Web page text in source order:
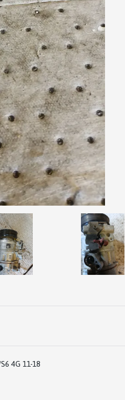
4G 11-18